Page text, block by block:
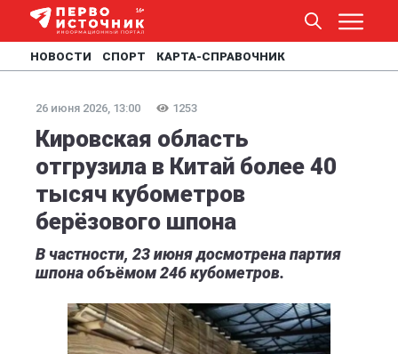
НОВОСТИ СПОРТ КАРТА-СПРАВОЧНИК
26 июня 2026, 13:00 1253
Кировская область
отгрузила в Китай более 40
тысяч кубометров
берёзового шпона
В частности, 23 июня досмотрена партия
шпона объёмом 246 кубометров.